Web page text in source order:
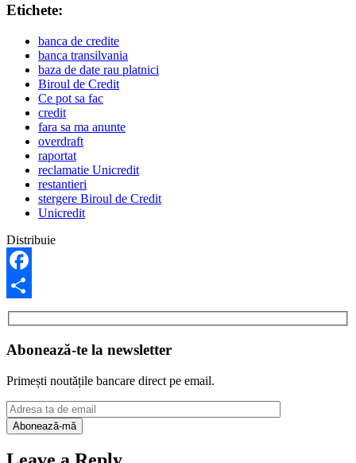
Etichete:
banca de credite
banca transilvania
baza de date rau platnici
Biroul de Credit
Ce pot sa fac
credit
fara sa ma anunte
overdraft
raportat
reclamatie Unicredit
restantieri
stergere Biroul de Credit
Unicredit
Distribuie
Facebook
Share
Abonează-te la newsletter
Primești noutățile bancare direct pe email.